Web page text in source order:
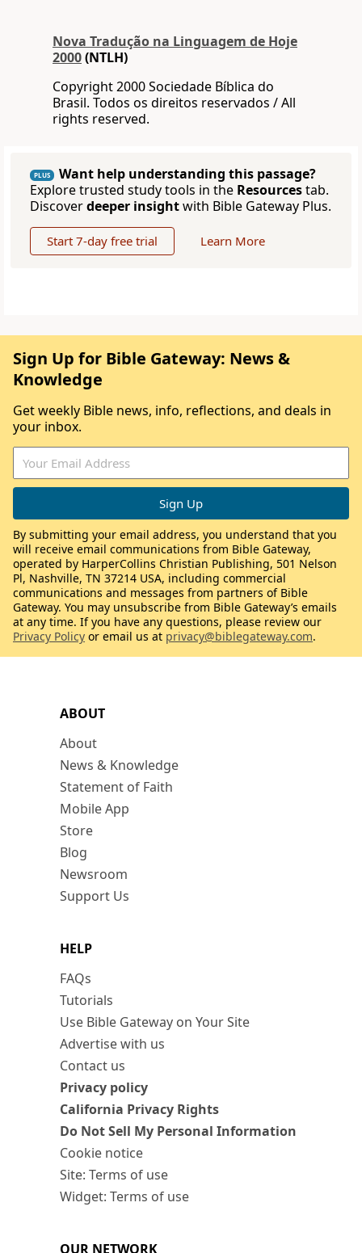
Nova Traduҫão na Linguagem de Hoje
2000(NTLH)
Copyright 2000 Sociedade Bíblica do
Brasil. Todos os direitos reservados / All
rights reserved.
PLUS
Want help understanding this passage?
Explore trusted study tools in the Resourcestab.
Discoverdeeper insightwith Bible Gateway Plus.
Start 7-day free trial Learn More
ABOUT
About
News & Knowledge
Statement of Faith
Mobile App
Store
Blog
Newsroom
Support Us
HELP
FAQs
Tutorials
Use Bible Gateway on Your Site
Advertise with us
Contact us
Privacy policy
California Privacy Rights
Do Not Sell My Personal Information
Cookie notice
Site: Terms of use
Widget: Terms of use
OUR NETWORK
Sign Up for Bible Gateway: News &
Knowledge
Get weekly Bible news, info, reflections, and deals in
your inbox.
By submitting your email address, you understand that you
will receive email communications from Bible Gateway,
operated by HarperCollins Christian Publishing, 501 Nelson
Pl, Nashville, TN 37214 USA, including commercial
communications and messages from partners of Bible
Gateway. You may unsubscribe from Bible Gateway’s emails
at any time. If you have any questions, please review our
Privacy Policy or email us at privacy@biblegateway.com.